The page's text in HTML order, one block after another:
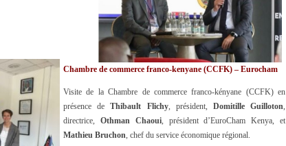
Chambre de commerce franco-kenyane (CCFK) – Eurocham
Visite de la Chambre de commerce franco-kényane (CCFK) en
présence deThibault Flichy, président, Domitille Guilloton,
directrice, Othman Chaoui, président d’EuroCham Kenya, et
Mathieu Bruchon, chef du service économique régional.